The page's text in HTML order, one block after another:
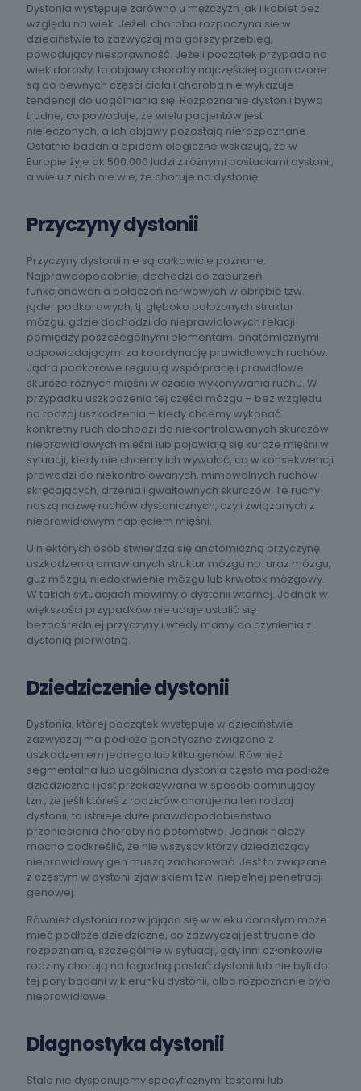
Dystonia występuje zarówno u mężczyzn jak i kobiet bez
względu na wiek. Jeżeli choroba rozpoczyna sie w
dzieciństwie to zazwyczaj ma gorszy przebieg,
powodujący niesprawność. Jeżeli początek przypada na
wiek dorosły, to objawy choroby najczęściej ograniczone
są do pewnych części ciała i choroba nie wykazuje
tendencji do uogólniania się. Rozpoznanie dystonii bywa
trudne, co powoduje, że wielu pacjentów jest
nieleczonych, a ich objawy pozostają nierozpoznane.
Ostatnie badania epidemiologiczne wskazują, że w
Europie żyje ok 500.000 ludzi z różnymi postaciami dystonii,
a wielu z nich nie wie, że choruje na dystonię.
Przyczyny dystonii
Przyczyny dystonii nie są całkowicie poznane.
Najprawdopodobniej dochodzi do zaburzeń
funkcjonowania połączeń nerwowych w obrębie tzw.
jąder podkorowych, tj. głęboko położonych struktur
mózgu, gdzie dochodzi do nieprawidłowych relacji
pomiędzy poszczególnymi elementami anatomicznymi
odpowiadającymi za koordynację prawidłowych ruchów.
Jądra podkorowe regulują współpracę i prawidłowe
skurcze różnych mięśni w czasie wykonywania ruchu. W
przypadku uszkodzenia tej części mózgu – bez względu
na rodzaj uszkodzenia – kiedy chcemy wykonać
konkretny ruch dochodzi do niekontrolowanych skurczów
nieprawidłowych mięśni lub pojawiają się kurcze mięśni w
sytuacji, kiedy nie chcemy ich wywołać, co w konsekwencji
prowadzi do niekontrolowanych, mimowolnych ruchów
skręcających, drżenia i gwałtownych skurczów. Te ruchy
noszą nazwę ruchów dystonicznych, czyli związanych z
nieprawidłowym napięciem mięśni.
U niektórych osób stwierdza się anatomiczną przyczynę
uszkodzenia omawianych struktur mózgu np. uraz mózgu,
guz mózgu, niedokrwienie mózgu lub krwotok mózgowy.
W takich sytuacjach mówimy o dystonii wtórnej. Jednak w
większości przypadków nie udaje ustalić się
bezpośredniej przyczyny i wtedy mamy do czynienia z
dystonią pierwotną.
Dziedziczenie dystonii
Dystonia, której początek występuje w dzieciństwie
zazwyczaj ma podłoże genetyczne związane z
uszkodzeniem jednego lub kilku genów. Również
segmentalna lub uogólniona dystonia często ma podłoże
dziedziczne i jest przekazywana w sposób dominujący
tzn., że jeśli któreś z rodziców choruje na ten rodzaj
dystonii, to istnieje duże prawdopodobieństwo
przeniesienia choroby na potomstwo. Jednak należy
mocno podkreślić, że nie wszyscy którzy dziedziczący
nieprawidłowy gen muszą zachorować. Jest to związane
z częstym w dystonii zjawiskiem tzw. niepełnej penetracji
genowej.
Również dystonia rozwijająca się w wieku dorosłym może
mieć podłoże dziedziczne, co zazwyczaj jest trudne do
rozpoznania, szczególnie w sytuacji, gdy inni członkowie
rodziny chorują na łagodną postać dystonii lub nie byli do
tej pory badani w kierunku dystonii, albo rozpoznanie było
nieprawidłowe.
Diagnostyka dystonii
Stale nie dysponujemy specyficznymi testami lub